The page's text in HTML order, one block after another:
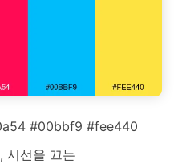
#00bbf9 #fee440
시선을 끄는